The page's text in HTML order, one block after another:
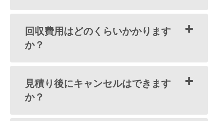
回収費用はどのくらいかかります
か？
見積り後にキャンセルはできます
か？